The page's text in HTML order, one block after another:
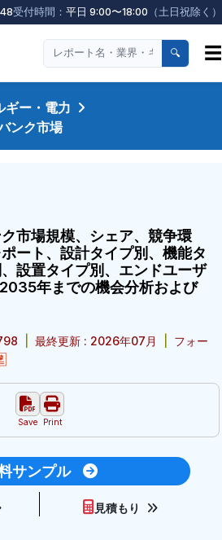
受付時間： 平日 9:00〜18:00 （土日祝除く）
🔍 ☰
ギー・電力
ンク市場
市場規模、シェア、競争環
ート、設計タイプ別、機能タ
設置タイプ別、エンドユーザ
年までの機会分析および
最終更新 : 2026年07月
フォー
Save Print
サンプル
見積もり